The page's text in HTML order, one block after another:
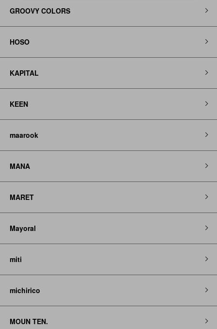
GROOVY COLORS
HOSO
KAPITAL
KEEN
maarook
MANA
MARET
Mayoral
miti
michirico
MOUN TEN.